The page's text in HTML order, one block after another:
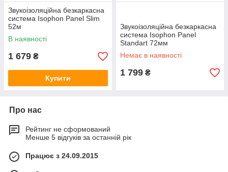
Звукоізоляційна безкаркасна
система Isophon Panel Slim
52м
В наявності
1 679 ₴
Купити
Звукоізоляційна безкаркасна
система Isophon Panel
Standart 72мм
Немає в наявності
1 799 ₴
Про нас
Рейтинг не сформований
Менше 5 відгуків за останній рік
Працює з 24.09.2015